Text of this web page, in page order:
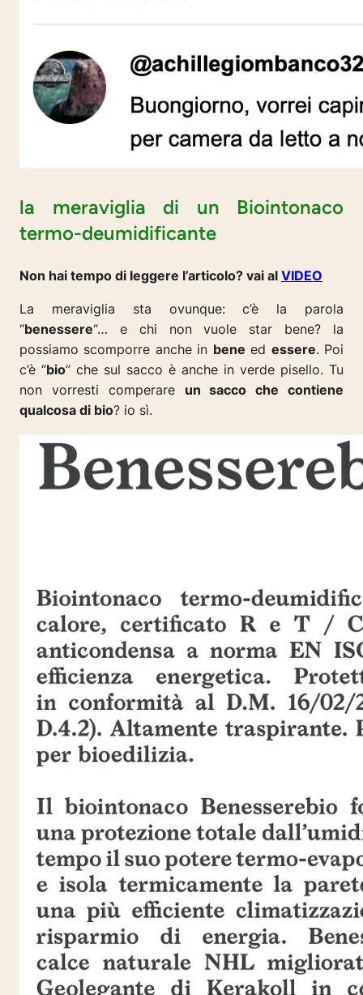
la meraviglia di un Biointonaco
termo-deumidificante
Non hai tempo di leggere l’articolo? vai al VIDEO
La meraviglia sta ovunque: c’è la parola
“benessere“… e chi non vuole star bene? la
possiamo scomporre anche in bene ed essere. Poi
c’è “bio” che sul sacco è anche in verde pisello. Tu
non vorresti comperare un sacco che contiene
qualcosa di bio? io sì.